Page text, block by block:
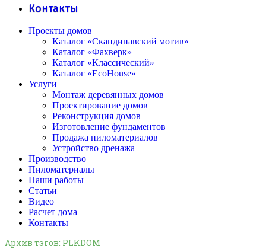
Контакты
Проекты домов
Каталог «Скандинавский мотив»
Каталог «Фахверк»
Каталог «Классический»
Каталог «EcoHouse»
Услуги
Монтаж деревянных домов
Проектирование домов
Реконструкция домов
Изготовление фундаментов
Продажа пиломатериалов
Устройство дренажа
Производство
Пиломатериалы
Наши работы
Статьи
Видео
Расчет дома
Контакты
Архив тэгов: PLKDOM